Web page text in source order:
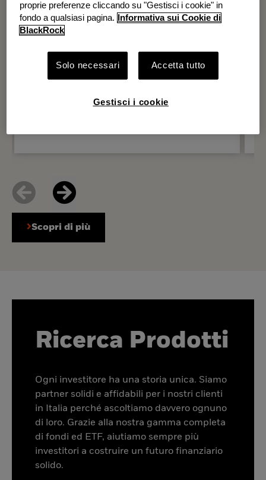
Scopri di più
Ricerca Prodotti
Ogni investitore ha una storia unica. Siamo
partner solidi e affidabili per i nostri clienti
in Italia perché ascoltiamo davvero ognuno
di loro. Grazie alla nostra gamma completa
di fondi ed ETF, aiutiamo sempre più
investitori a costruire un futuro finanziario
solido.
proprie preferenze cliccando su "Gestisci i cookie" in
fondo a qualsiasi pagina.
Informativa sui Cookie di
BlackRock
Solo necessari Accetta tutto
Gestisci i cookie